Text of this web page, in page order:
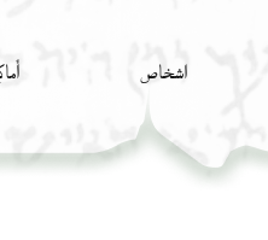
اشخاص